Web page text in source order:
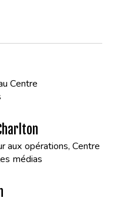
Centre
aux opérations, Centre
médias